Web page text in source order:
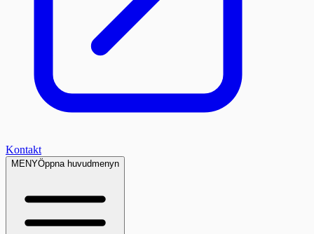
Kontakt
MENYÖppna huvudmenyn